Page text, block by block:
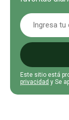
Este sitio está
privacidad y Se